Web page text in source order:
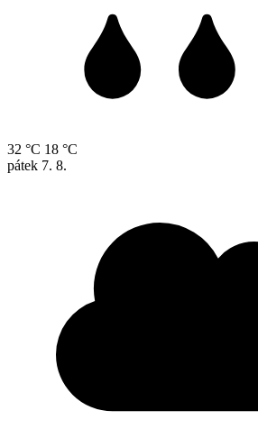
32 °C 18 °C
pátek 7. 8.